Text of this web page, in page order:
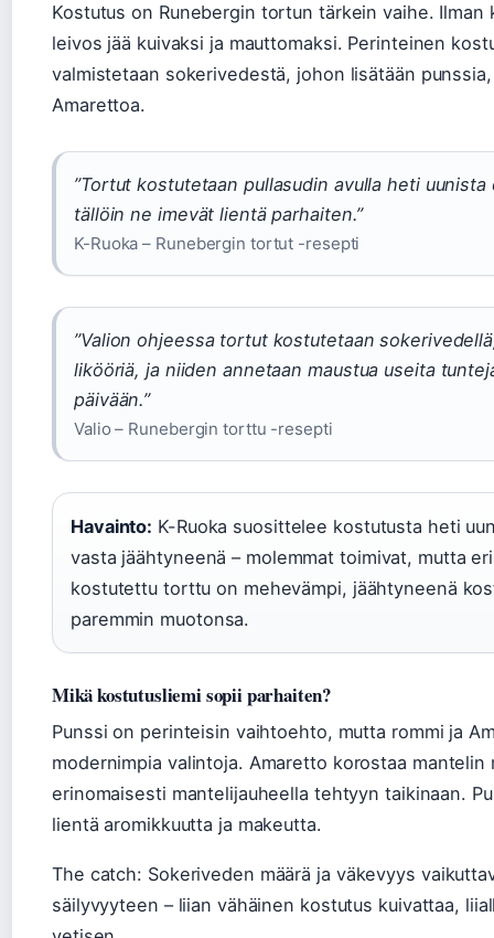
Kostutus on Runebergin tortun tärkein vaihe. Ilman
leivos jää kuivaksi ja mauttomaksi. Perinteinen
valmistetaan sokerivedestä, johon lisätään
Amarettoa.
”Tortut kostutetaan pullasudin avulla heti
tällöin ne imevät lientä parhaiten.”
K-Ruoka – Runebergin tortut -resepti
”Valion ohjeessa tortut kostutetaan
likööriä, ja niiden annetaan maustua useita
päivään.”
Valio – Runebergin torttu -resepti
Havainto: K-Ruoka suosittelee kostutusta heti
vasta jäähtyneenä – molemmat toimivat, mutta
kostutettu torttu on mehevämpi, jäähtyneenä
paremmin muotonsa.
Mikä kostutusliemi sopii parhaiten?
Punssi on perinteisin vaihtoehto, mutta rommi ja
modernimpia valintoja. Amaretto korostaa mantelin
erinomaisesti mantelijauheella tehtyyn taikinaan.
lientä aromikkuutta ja makeutta.
The catch: Sokeriveden määrä ja väkevyys
säilyvyyteen – liian vähäinen kostutus kuivattaa,